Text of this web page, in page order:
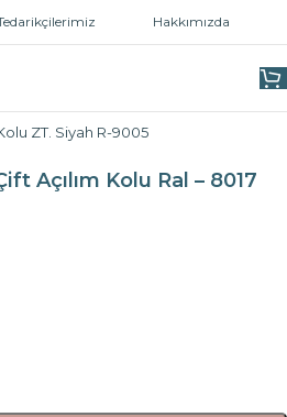
Hakkımızda
Açılım Kolu Ral – 8017